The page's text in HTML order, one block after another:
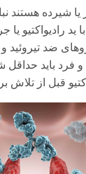
شیرده هستند
ید رادیواکتیو
ضد
و فرد باید